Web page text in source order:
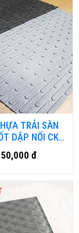
TRẢI SÀN
DẬP NỔI CK-
HM.01
đ